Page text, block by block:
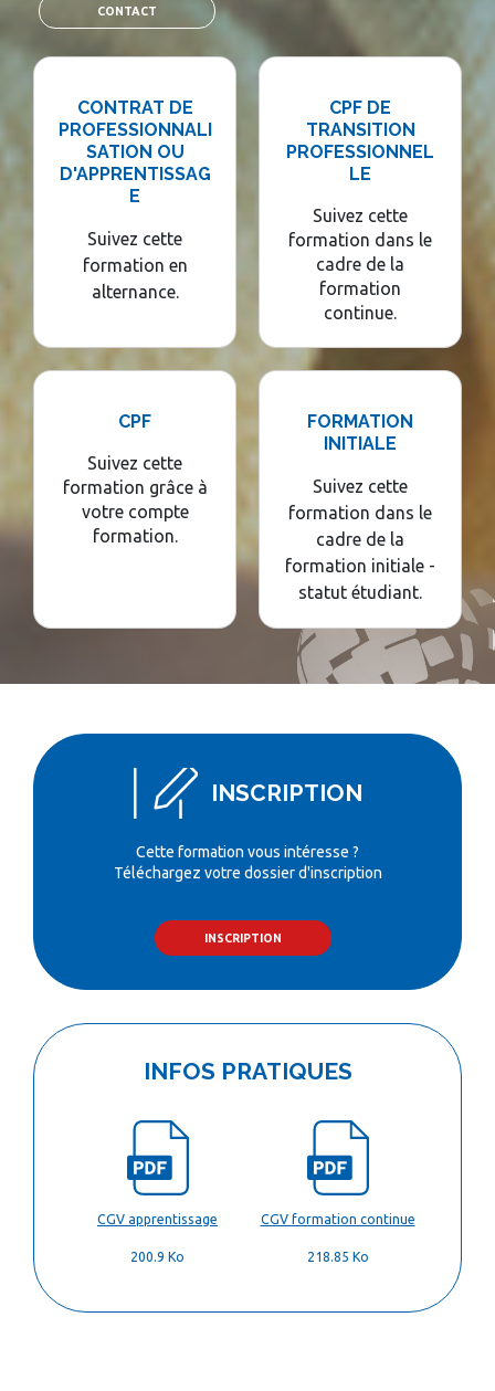
CONTACT
CONTRAT DE
PROFESSIONNALI
SATION OU
D'APPRENTISSAG
E
Suivez cette
formation en
alternance.
CPF DE
TRANSITION
PROFESSIONNEL
LE
Suivez cette
formation dans le
cadre de la
formation
continue.
CPF
Suivez cette
formation grâce à
votre compte
formation.
FORMATION
INITIALE
Suivez cette
formation dans le
cadre de la
formation initiale -
statut étudiant.
INSCRIPTION
Cette formation vous intéresse ?
Téléchargez votre dossier d'inscription
INSCRIPTION
INFOS PRATIQUES
CGV apprentissage
200.9 Ko
CGV formation continue
218.85 Ko